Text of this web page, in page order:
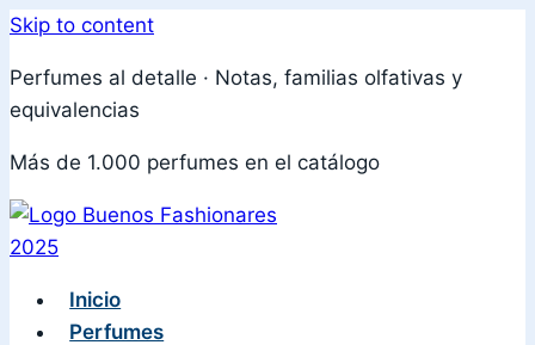
Skip to content
Perfumes al detalle · Notas, familias olfativas y
equivalencias
Más de 1.000 perfumes en el catálogo
Inicio
Perfumes